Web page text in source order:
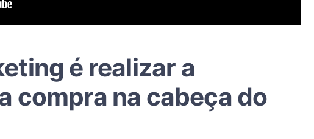
é realizar a
compra na cabeça do